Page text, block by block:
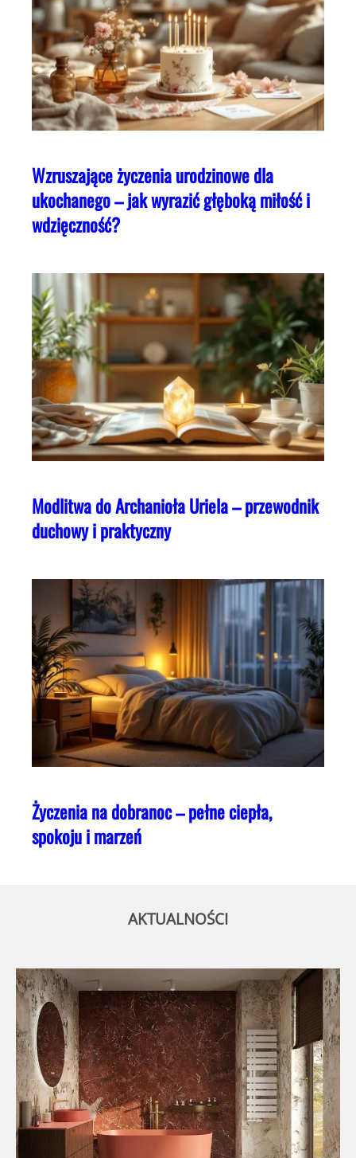
Wzruszające życzenia urodzinowe dla
ukochanego – jak wyrazić głęboką miłość i
wdzięczność?
Modlitwa do Archanioła Uriela – przewodnik
duchowy i praktyczny
Życzenia na dobranoc – pełne ciepła,
spokoju i marzeń
AKTUALNOŚCI